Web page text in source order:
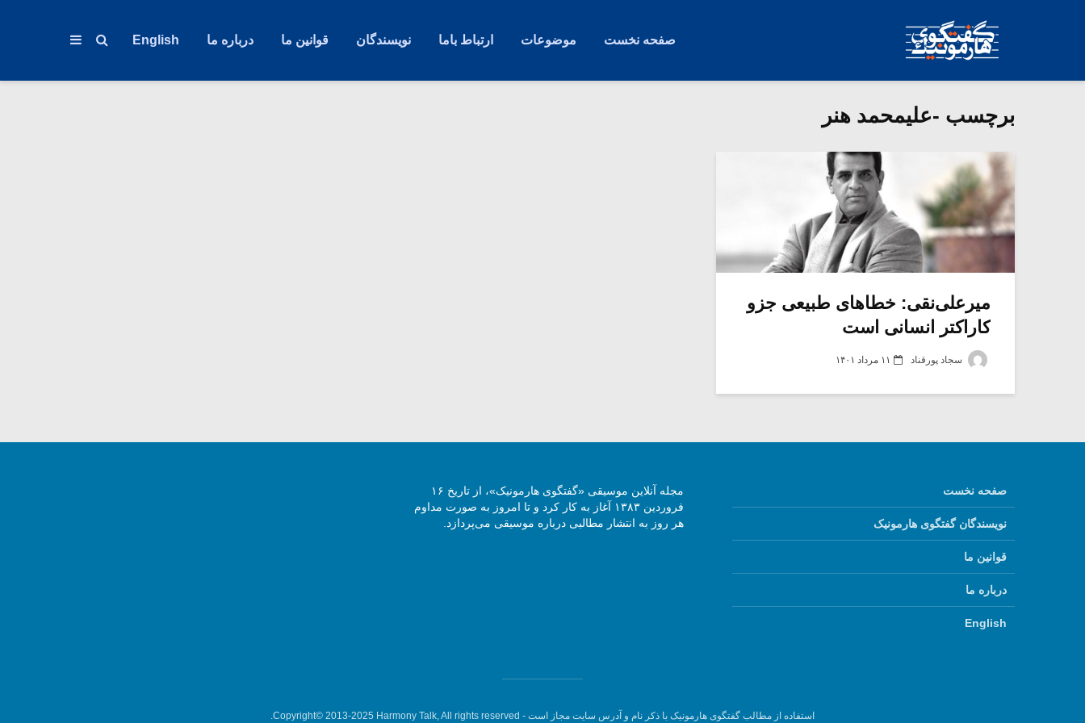
صفحه نخست موضوعات ارتباط باما نویسندگان قوانین ما درباره ما English
برچسب -علیمحمد هنر
میرعلی‌نقی: خطاهای طبیعی جزو
کاراکتر انسانی است
سجاد پورقناد ۱۱ مرداد ۱۴۰۱
صفحه نخست
نویسندگان گفتگوی هارمونیک
قوانین ما
درباره ما
English
مجله آنلاین موسیقی «گفتگوی هارمونیک»، از تاریخ ۱۶
فروردین ۱۳۸۳ آغاز به کار کرد و تا امروز به صورت مداوم
هر روز به انتشار مطالبی درباره موسیقی می‌پردازد.
استفاده از مطالب گفتگوی هارمونیک با ذکر نام و آدرس سایت مجاز است - Copyright© 2013-2025 Harmony Talk, All rights reserved.